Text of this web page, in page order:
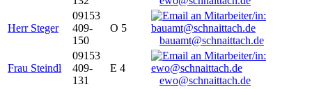
Herr Steger
09153
409-
150
O 5
bauamt@schnaittach.de
Frau Steindl
09153
409-
131
E 4
ewo@schnaittach.de